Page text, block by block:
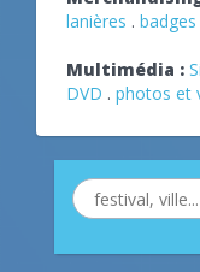
lanières . badges
Multimédia :
DVD . photos et